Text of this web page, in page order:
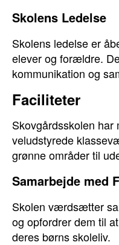
Skolens Ledelse
Skolens ledelse er
elever og forældre.
kommunikation og
Faciliteter
Skovgårdsskolen har
veludstyrede
grønne områder til
Samarbejde med
Skolen værdsætter
og opfordrer dem til
deres børns skoleliv.